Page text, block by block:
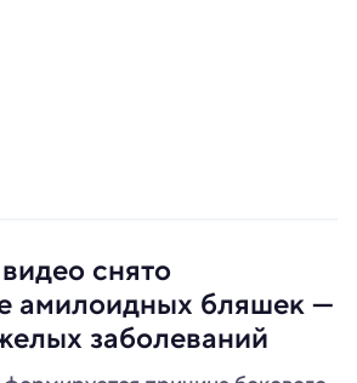
снято
амилоидных бляшек —
заболеваний